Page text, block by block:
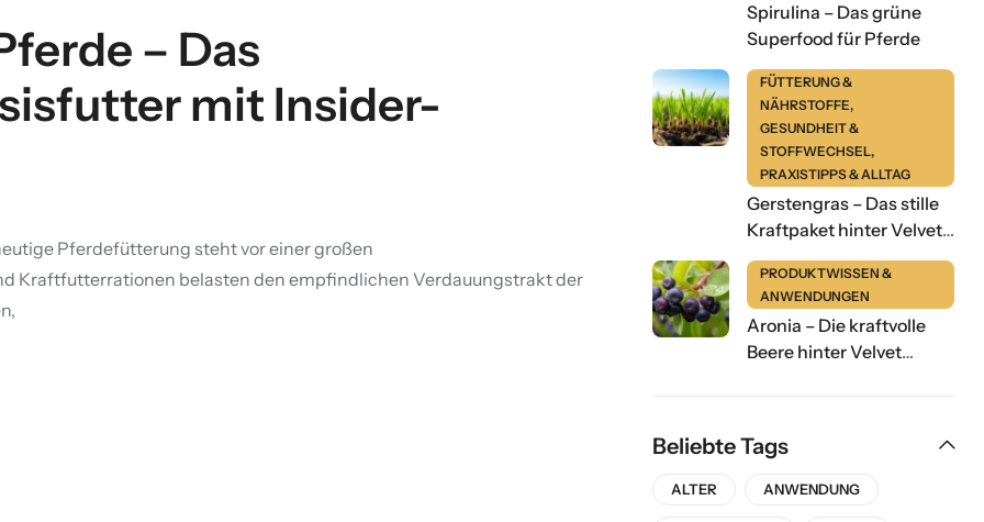
– Das
mit Insider-
Pferdefütterung steht vor einer großen
Kraftfutterrationen belasten den empfindlichen Verdauungstrakt der
Spirulina – Das grüne
Superfood für Pferde
FÜTTERUNG &
NÄHRSTOFFE,
GESUNDHEIT &
STOFFWECHSEL,
PRAXISTIPPS & ALLTAG
Gerstengras – Das stille
Kraftpaket hinter Velvet
Evergreens
PRODUKTWISSEN &
ANWENDUNGEN
Aronia – Die kraftvolle
Beere hinter Velvet
Beliebte Tags
ALTER ANWENDUNG